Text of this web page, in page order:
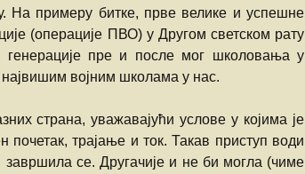
На примеру битке, прве велике и успешне
(операције ПВО) у Другом светском рату
пре и после мог школовања у
највишим војним школама у нас.
страна, уважавајући услове у којима је
почетак, трајање и ток. Такав приступ води
завршила се. Другачије и не би могла (чиме